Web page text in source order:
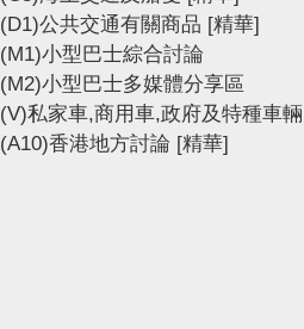
(D1)公共交通有關商品 [精華]
(M1)小型巴士綜合討論
(M2)小型巴士多媒體分享區
(V)私家車,商用車,政府及特種車輛
(A10)香港地方討論 [精華]